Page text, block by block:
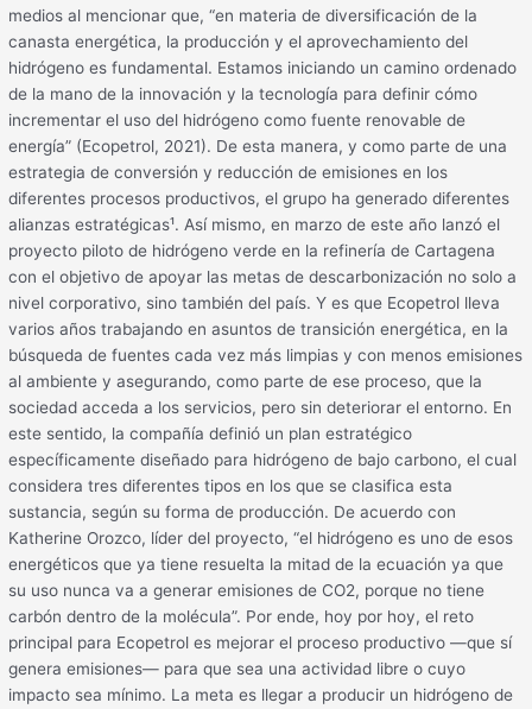
medios al mencionar que, “en materia de diversificación de la
canasta energética, la producción y el aprovechamiento del
hidrógeno es fundamental. Estamos iniciando un camino ordenado
de la mano de la innovación y la tecnología para definir cómo
incrementar el uso del hidrógeno como fuente renovable de
energía” (Ecopetrol, 2021). De esta manera, y como parte de una
estrategia de conversión y reducción de emisiones en los
diferentes procesos productivos, el grupo ha generado diferentes
alianzas estratégicas¹. Así mismo, en marzo de este año lanzó el
proyecto piloto de hidrógeno verde en la refinería de Cartagena
con el objetivo de apoyar las metas de descarbonización no solo a
nivel corporativo, sino también del país. Y es que Ecopetrol lleva
varios años trabajando en asuntos de transición energética, en la
búsqueda de fuentes cada vez más limpias y con menos emisiones
al ambiente y asegurando, como parte de ese proceso, que la
sociedad acceda a los servicios, pero sin deteriorar el entorno. En
este sentido, la compañía definió un plan estratégico
específicamente diseñado para hidrógeno de bajo carbono, el cual
considera tres diferentes tipos en los que se clasifica esta
sustancia, según su forma de producción. De acuerdo con
Katherine Orozco, líder del proyecto, “el hidrógeno es uno de esos
energéticos que ya tiene resuelta la mitad de la ecuación ya que
su uso nunca va a generar emisiones de CO2, porque no tiene
carbón dentro de la molécula”. Por ende, hoy por hoy, el reto
principal para Ecopetrol es mejorar el proceso productivo —que sí
genera emisiones— para que sea una actividad libre o cuyo
impacto sea mínimo. La meta es llegar a producir un hidrógeno de